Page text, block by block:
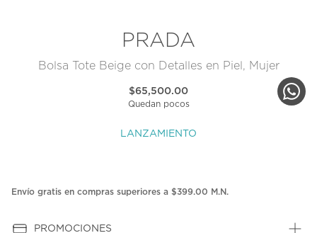
PRADA
Bolsa Tote Beige con Detalles en Piel, Mujer
$65,500.00
Quedan pocos
LANZAMIENTO
Envío gratis en compras superiores a $399.00 M.N.
PROMOCIONES